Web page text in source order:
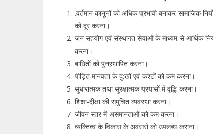
.वर्तमान कानूनों को अधिक प्रभावी बनाकर सामाजिक
को दूर करना।
जन सहयोग एवं संस्थागत सेवाओं के माध्यम से आर्थिक
करना।
बाधितों को पुनस्र्थापित करना।
पीड़ित मानवता के दु:खों एवं कश्टों को कम करना।
सुधारात्मक तथा सुरक्षात्मक प्रयासों में वृद्धि करना।
शिक्षा-दीक्षा की समुचित व्यवस्था करना।
जीवन स्तर में असमानताओं को कम करना।
व्यक्तित्व के विकास के अवसरों को उपलब्ध कराना।